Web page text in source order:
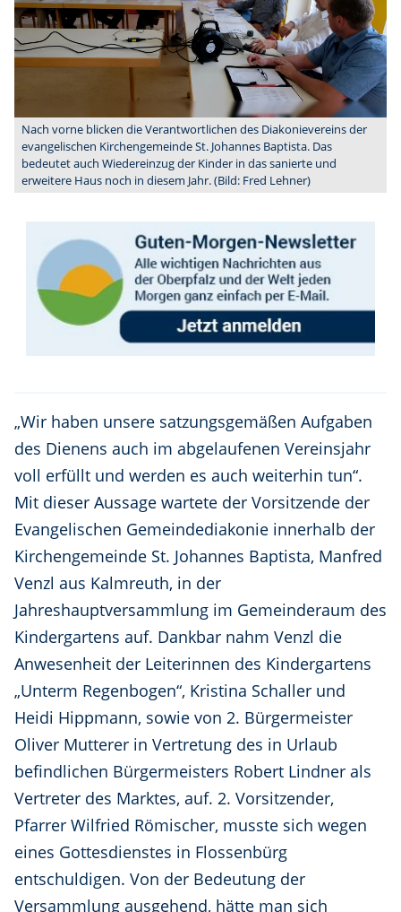
Nach vorne blicken die Verantwortlichen des Diakonievereins der
evangelischen Kirchengemeinde St. Johannes Baptista. Das
bedeutet auch Wiedereinzug der Kinder in das sanierte und
erweitere Haus noch in diesem Jahr. (Bild: Fred Lehner)
„Wir haben unsere satzungsgemäßen Aufgaben
des Dienens auch im abgelaufenen Vereinsjahr
voll erfüllt und werden es auch weiterhin tun“.
Mit dieser Aussage wartete der Vorsitzende der
Evangelischen Gemeindediakonie innerhalb der
Kirchengemeinde St. Johannes Baptista, Manfred
Venzl aus Kalmreuth, in der
Jahreshauptversammlung im Gemeinderaum des
Kindergartens auf. Dankbar nahm Venzl die
Anwesenheit der Leiterinnen des Kindergartens
„Unterm Regenbogen“, Kristina Schaller und
Heidi Hippmann, sowie von 2. Bürgermeister
Oliver Mutterer in Vertretung des in Urlaub
befindlichen Bürgermeisters Robert Lindner als
Vertreter des Marktes, auf. 2. Vorsitzender,
Pfarrer Wilfried Römischer, musste sich wegen
eines Gottesdienstes in Flossenbürg
entschuldigen. Von der Bedeutung der
Versammlung ausgehend, hätte man sich